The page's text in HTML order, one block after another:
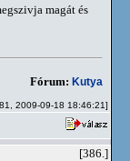
magát és
Fórum: Kutya
2009-09-18 18:46:21]
[386.]